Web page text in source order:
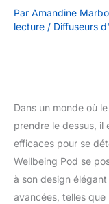
Par Amandine
lecture / Diffuseurs
Dans un monde où
prendre le dessus, il
efficaces pour se
Wellbeing Pod se
à son design
avancées, telles que